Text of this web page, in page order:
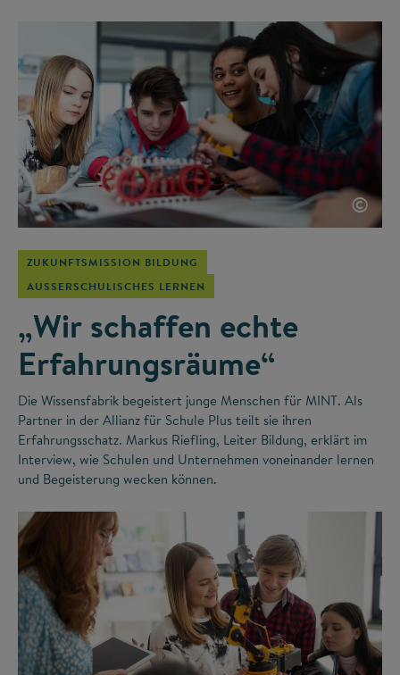
©
ZUKUNFTSMISSION BILDUNG
AUSSERSCHULISCHES LERNEN
„Wir schaffen echte
Erfahrungsräume“
Die Wissensfabrik begeistert junge Menschen für MINT. Als
Partner in der Allianz für Schule Plus teilt sie ihren
Erfahrungsschatz. Markus Riefling, Leiter Bildung, erklärt im
Interview, wie Schulen und Unternehmen voneinander lernen
und Begeisterung wecken können.